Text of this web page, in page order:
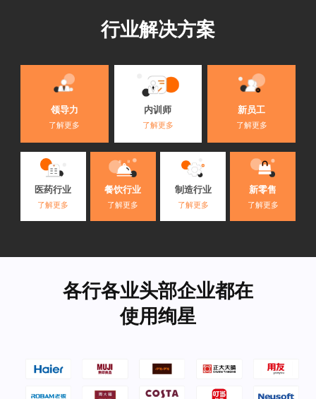
行业解决方案
领导力
了解更多
内训师
了解更多
新员工
了解更多
医药行业
了解更多
餐饮行业
了解更多
制造行业
了解更多
新零售
了解更多
各行各业头部企业都在
使用绚星